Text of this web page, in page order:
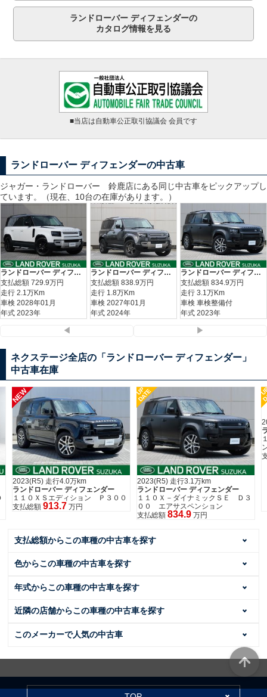
ランドローバー ディフェンダーの
カタログ情報を見る
■当店は自動車公正取引協議会 会員です
ランドローバー ディフェンダーの中古車
ジャガー・ランドローバー 鈴鹿店にある同じ中古車をピックアップし
ています。（現在、10台の在庫があります。）
ランドローバー ディフェンダー １１０Ｓ Ｄ３００ エアサスペンション装着車
支払総額 729.9万円
走行 2.1万Km
車検 2028年01月
年式 2023年
ランドローバー ディフェンダー １１０Ｘ－ダイナミックＳＥ Ｄ３００ コイルサスペンション装着車
支払総額 838.9万円
走行 1.8万Km
車検 2027年01月
年式 2024年
ランドローバー ディフェンダー １１０Ｘ－ダイナミックＳＥ Ｄ３００ エアサスペンション装着車
支払総額 834.9万円
走行 3.1万Km
車検 車検整備付
年式 2023年
◀ ▶
ネクステージ全店の「ランドローバー ディフェンダー」
中古車在庫
NEW
2023(R5) 走行4.0万km
ランドローバー ディフェンダー
１１０ＸＳエディション Ｐ３００
支払総額 913.7 万円
UP
DATE
2023(R5) 走行3.1万km
ランドローバー ディフェンダー
１１０Ｘ－ダイナミックＳＥ Ｄ３
００ エアサスペンション
支払総額 834.9 万円
支払総額からこの車種の中古車を探す
色からこの車種の中古車を探す
年式からこの車種の中古車を探す
近隣の店舗からこの車種の中古車を探す
このメーカーで人気の中古車